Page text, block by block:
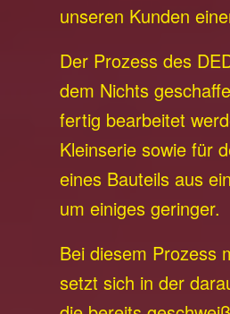
unseren Kunden
Der Prozess des
dem Nichts
fertig bearbeitet
Kleinserie sowie für
eines Bauteils aus
um einiges geringer.
Bei diesem Prozess
setzt sich in der